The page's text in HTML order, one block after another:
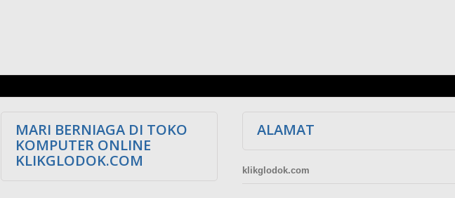
MARI BERNIAGA DI TOKO
KOMPUTER ONLINE
KLIKGLODOK.COM
ALAMAT
klikglodok.com